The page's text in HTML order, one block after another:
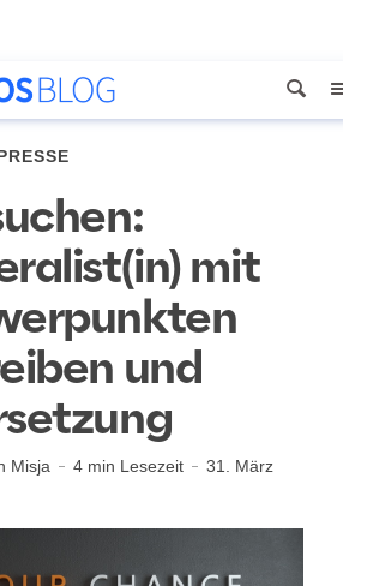
mit
und
Misja 4 min Lesezeit
31. März